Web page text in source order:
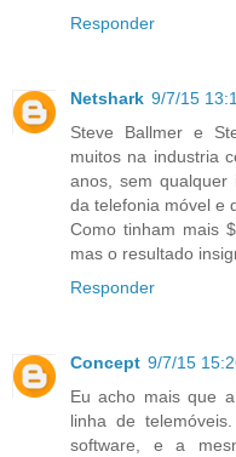
Responder
Netshark 9/7/15
Steve Ballmer e
muitos na industria
anos, sem qualquer
da telefonia móvel e
Como tinham mais
mas o resultado
Responder
Concept 9/7/15
Eu acho mais que
linha de
software, e a